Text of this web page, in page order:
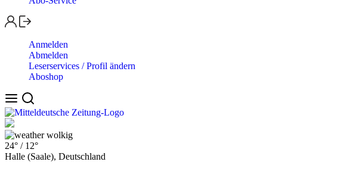
Anmelden
Abmelden
Leserservices / Profil ändern
Aboshop
wolkig
24° / 12°
Halle (Saale), Deutschland